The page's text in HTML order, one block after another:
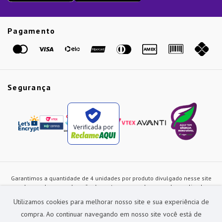
Utilizamos cookies para melhorar nosso site e sua experiência de
compra. Ao continuar navegando em nosso site você está de
Pagamento
Segurança
Verificada por
Garantimos a quantidade de 4 unidades por produto divulgado nesse site
ou de acordo com a duração dos estoques, sendo as vendas realizadas
alterados a qualquer instante sem prévia comunicação e são exclusivos
para a loja virtual, não restando nenhuma obrigação de prática similar nas
lojas físicas da rede Preçolandia. Todas as imagens dos produtos são